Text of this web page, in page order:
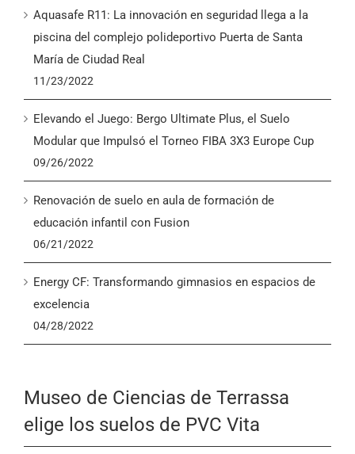
Museo de Ciencias de Terrassa
elige los suelos de PVC Vita
Aquasafe R11: La innovación en seguridad llega a la
piscina del complejo polideportivo Puerta de Santa
María de Ciudad Real
11/23/2022
Elevando el Juego: Bergo Ultimate Plus, el Suelo
Modular que Impulsó el Torneo FIBA 3X3 Europe Cup
09/26/2022
Renovación de suelo en aula de formación de
educación infantil con Fusion
06/21/2022
Energy CF: Transformando gimnasios en espacios de
excelencia
04/28/2022